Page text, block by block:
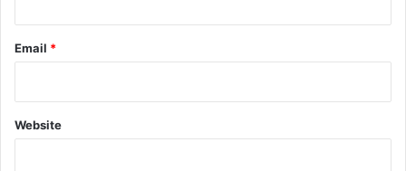
Email *
Website